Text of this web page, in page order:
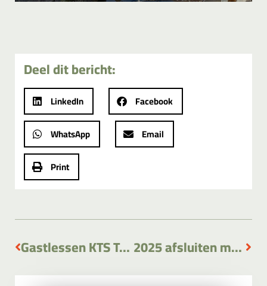
Deel dit bericht:
LinkedIn
Facebook
WhatsApp
Email
Print
Gastlessen KTS Teylingen College Voorhout 2025 afsluiten met eindejaarsborrel